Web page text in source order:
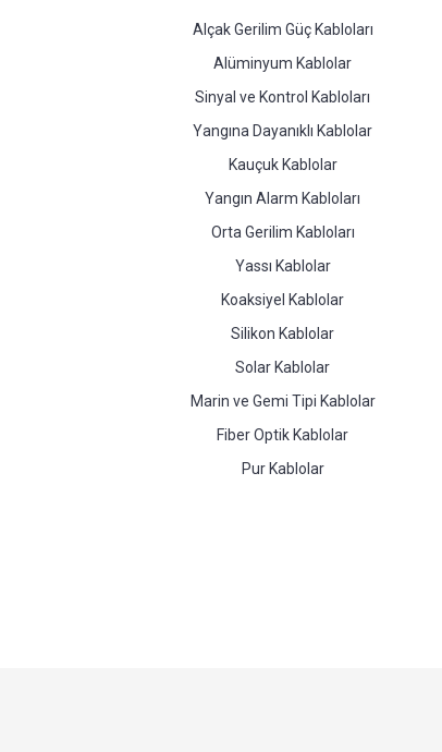
Alçak Gerilim Güç Kabloları
Alüminyum Kablolar
Sinyal ve Kontrol Kabloları
Yangına Dayanıklı Kablolar
Kauçuk Kablolar
Yangın Alarm Kabloları
Orta Gerilim Kabloları
Yassı Kablolar
Koaksiyel Kablolar
Silikon Kablolar
Solar Kablolar
Marin ve Gemi Tipi Kablolar
Fiber Optik Kablolar
Pur Kablolar